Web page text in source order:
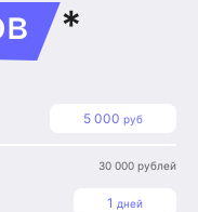
*
5 000 руб
30 000 рублей
1 дней